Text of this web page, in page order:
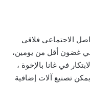
الاجتماعى فلاقى
غضون أقل من يومين،
في غانا بالإخوة ،
تصنيع آلات إضافية